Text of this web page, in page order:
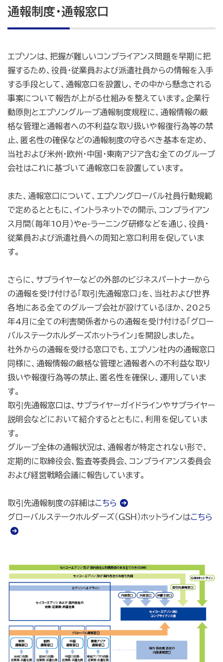
通報制度・通報窓口
エプソンは、把握が難しいコンプライアンス問題を早期に把
握するため、役員・従業員および派遣社員からの情報を入手
する手段として、通報窓口を設置し、その中から懸念される
事案について報告が上がる仕組みを整えています。企業行
動原則とエプソングループ通報制度規程に、通報情報の厳
格な管理と通報者への不利益な取り扱いや報復行為等の禁
止、匿名性の確保などの通報制度の守るべき基本を定め、
当社および米州・欧州・中国・東南アジア含む全てのグループ
会社はこれに基づいて通報窓口を設置しています。
また、通報窓口について、エプソングローバル社員行動規範
で定めるとともに、イントラネットでの開示、コンプライアン
ス月間（毎年10月）やｅ-ラーニング研修などを通じ、役員・
従業員および派遣社員への周知と窓口利用を促していま
す。
さらに、サプライヤーなどの外部のビジネスパートナーから
の通報を受け付ける「取引先通報窓口」を、当社および世界
各地にある全てのグループ会社が設けているほか、2025
年4月に全ての利害関係者からの通報を受け付ける「グロー
バルステークホルダーズホットライン」を開設しました。
社外からの通報を受ける窓口でも、エプソン社内の通報窓口
同様に、通報情報の厳格な管理と通報者への不利益な取り
扱いや報復行為等の禁止、匿名性を確保し、運用していま
す。
取引先通報窓口は、サプライヤーガイドラインやサプライヤー
説明会などにおいて紹介するとともに、利用を促していま
す。
グループ全体の通報状況は、通報者が特定されない形で、
定期的に取締役会、監査等委員会、コンプライアンス委員会
および経営戦略会議に報告しています。
取引先通報制度の詳細はこちら
グローバルステークホルダーズ（ＧＳＨ）ホットラインはこちら